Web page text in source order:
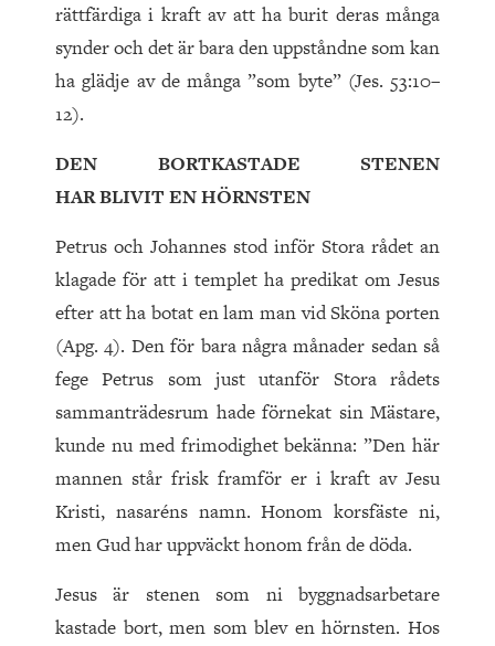
rättfärdiga i kraft av att ha burit deras många
synder och det är bara den uppståndne som kan
ha glädje av de många ”som byte” (Jes. 53:10–
12).
DEN BORTKASTADE STENEN
HAR BLIVIT EN HÖRNSTEN
Petrus och Johannes stod inför Stora rådet an
klagade för att i templet ha predikat om Jesus
efter att ha botat en lam man vid Sköna porten
(Apg. 4). Den för bara några månader sedan så
fege Petrus som just utanför Stora rådets
sammanträdesrum hade förnekat sin Mästare,
kunde nu med frimodighet bekänna: ”Den här
mannen står frisk framför er i kraft av Jesu
Kristi, nasaréns namn. Honom korsfäste ni,
men Gud har uppväckt honom från de döda.
Jesus är stenen som ni byggnadsarbetare
kastade bort, men som blev en hörnsten. Hos